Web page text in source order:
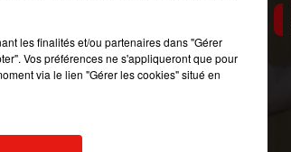
les finalités et/ou partenaires dans "Gérer
Vos préférences ne s'appliqueront que pour
via le lien "Gérer les cookies" situé en